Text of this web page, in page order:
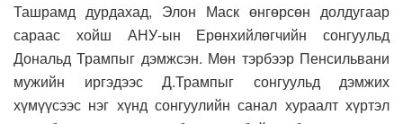
Ташрамд дурдахад, Элон Маск өнгөрсөн долдугаар
сараас хойш АНУ-ын Ерөнхийлөгчийн сонгуульд
Дональд Трампыг дэмжсэн. Мөн тэрбээр Пенсильвани
мужийн иргэдээс Д.Трампыг сонгуульд дэмжих
хүмүүсээс нэг хүнд сонгуулийн санал хураалт хүртэл